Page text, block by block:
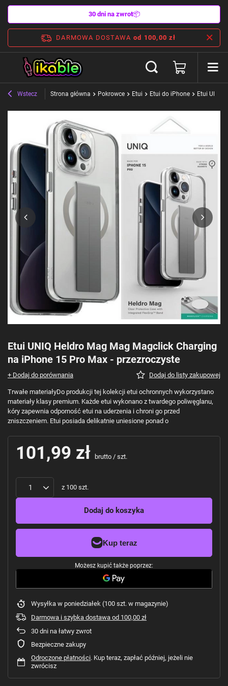
30 dni na zwrot📦
DARMOWA DOSTAWA od 100,00 zł
Wstecz Strona główna Pokrowce Etui Etui do iPhone Etui UNIQ
Etui UNIQ Heldro Mag Mag Magclick Charging
na iPhone 15 Pro Max - przezroczyste
+ Dodaj do porównania Dodaj do listy zakupowej
Trwałe materiałyDo produkcji tej kolekcji etui ochronnych wykorzystano
materiały klasy premium. Każde etui wykonano z twardego poliwęglanu,
kóry zapewnia odporność etui na uderzenia i chroni go przed
zniszczeniem. Etui posiada delikatnie uniesione ponad o
101,99 zł brutto / szt.
z 100 szt.
Dodaj do koszyka
Możesz kupić także poprzez:
Wysyłka w poniedziałek (100 szt. w magazynie)
Darmowa i szybka dostawa od 100,00 zł
30 dni na łatwy zwrot
Bezpieczne zakupy
Odroczone płatności. Kup teraz, zapłać później, jeżeli nie
zwrócisz